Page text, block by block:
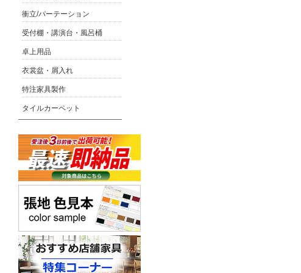
衝立/パーテーション
受付棚・講演台・風呂桶
卓上用品
衣裳盆・屑入れ
特注家具製作
タイルカーペット